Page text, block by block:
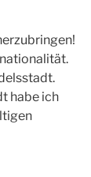
habe ich